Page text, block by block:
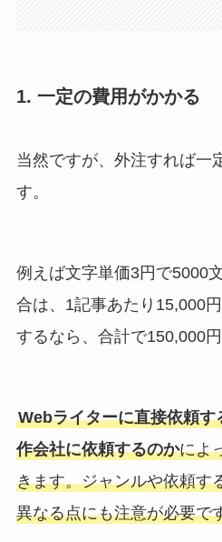
1. 一定の費用がかかる
当然ですが、外注すれば一
す。
例えば文字単価3円で5000
合は、1記事あたり15,000
するなら、合計で150,000円
Webライターに直接依頼
作会社に依頼するのかによ
きます。ジャンルや依頼す
異なる点にも注意が必要で